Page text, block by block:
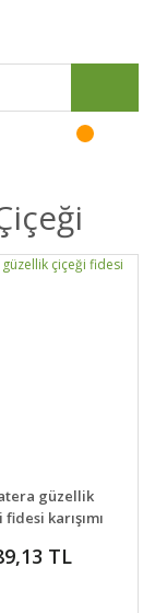
VER
güzellik
fidesi karışımı
TL